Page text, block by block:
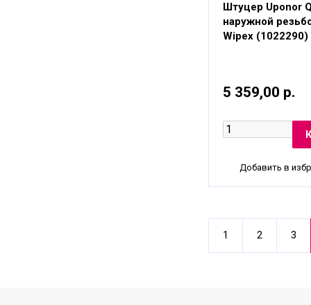
Штуцер Uponor
наружной
Wipex (1022290)
5 359,00 р.
Добавить в
1 2 3